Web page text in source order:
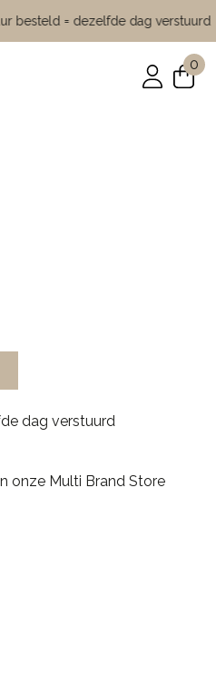
= dezelfde dag verstuurd
0
dag verstuurd
onze Multi Brand Store